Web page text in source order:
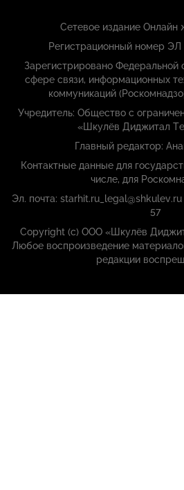
Сетевое издание Онлайн
Регистрационный номер
Зарегистрировано Федеральной
сфере связи, информационных
коммуникаций
Учредитель: Общество с
«Шкулёв Диджитал
Главный редактор:
Контактные данные для
числе, для
Эл. почта:
57
Copyright (с) ООО «Шкулёв
Любое воспроизведение
редакции